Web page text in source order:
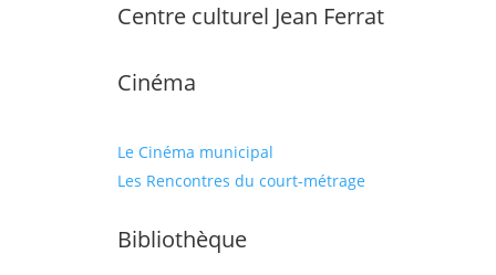
Centre culturel Jean Ferrat
Cinéma
Le Cinéma municipal
Les Rencontres du court-métrage
Bibliothèque